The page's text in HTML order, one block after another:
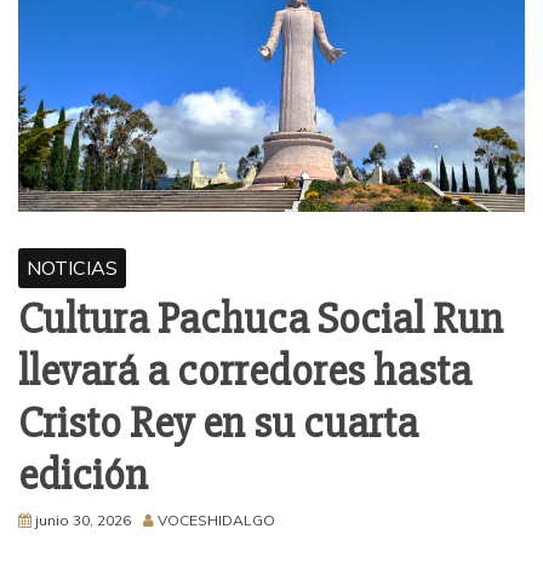
NOTICIAS
Cultura Pachuca Social Run
llevará a corredores hasta
Cristo Rey en su cuarta
edición
junio 30, 2026 VOCESHIDALGO